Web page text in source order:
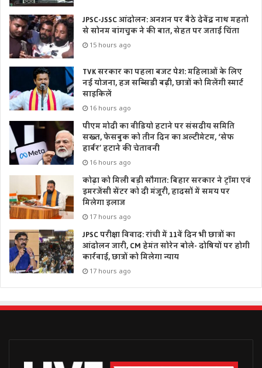
JPSC-JSSC आंदोलन: अनशन पर बैठे देवेंद्र नाथ महतो
से सोनम वांगचुक ने की बात, सेहत पर जताई चिंता
15 hours ago
TVK सरकार का पहला बजट पेश: महिलाओं के लिए
नई योजना, हज सब्सिडी बढ़ी, छात्रों को मिलेंगी स्मार्ट
साइकिलें
16 hours ago
पीएम मोदी का वीडियो हटाने पर संसदीय समिति
सख्त, फेसबुक को तीन दिन का अल्टीमेटम, ‘सेफ
हार्बर’ हटाने की चेतावनी
16 hours ago
कोढ़ा को मिली बड़ी सौगात: बिहार सरकार ने ट्रॉमा एवं
इमरजेंसी सेंटर को दी मंजूरी, हादसों में समय पर
मिलेगा इलाज
17 hours ago
JPSC परीक्षा विवाद: रांची में 11वें दिन भी छात्रों का
आंदोलन जारी, CM हेमंत सोरेन बोले- दोषियों पर होगी
कार्रवाई, छात्रों को मिलेगा न्याय
17 hours ago